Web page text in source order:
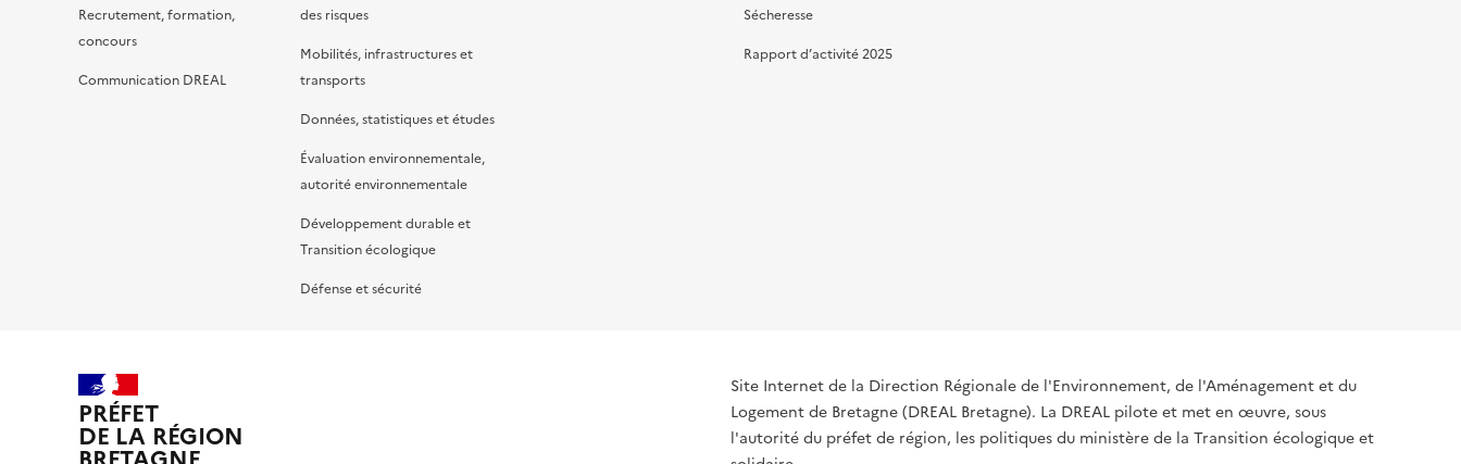
Recrutement, formation,
concours
Communication DREAL
des risques
Mobilités, infrastructures et
transports
Données, statistiques et études
Évaluation environnementale,
autorité environnementale
Développement durable et
Transition écologique
Défense et sécurité
Sécheresse
Rapport d’activité 2025
PRÉFET
DE LA RÉGION
Site Internet de la Direction Régionale de l'Environnement, de l'Aménagement et du
Logement de Bretagne (DREAL Bretagne). La DREAL pilote et met en œuvre, sous
l'autorité du préfet de région, les politiques du ministère de la Transition écologique et